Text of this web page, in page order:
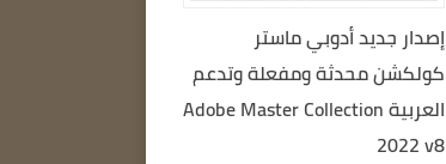
إصدار جديد أدوبي ماستر
كولكشن محدثة ومفعلة وتدعم
العربية Adobe Master Collection
2022 v8